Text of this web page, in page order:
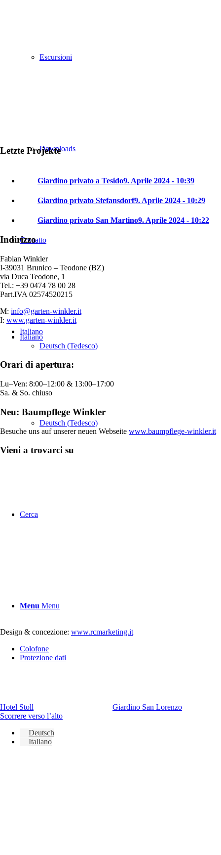
Escursioni
Downloads
Contatto
Italiano
Deutsch (Tedesco)
Cerca
Menu Menu
Letzte Projekte
Giardino privato a Tesido9. Aprile 2024 - 10:39
Giardino privato Stefansdorf9. Aprile 2024 - 10:29
Giardino privato San Martino9. Aprile 2024 - 10:22
Indirizzo
Fabian Winkler
I-39031 Brunico – Teodone (BZ)
via Duca Teodone, 1
Tel.: +39 0474 78 00 28
Part.IVA 02574520215
M: info@garten-winkler.it
I: www.garten-winkler.it
Italiano
Deutsch (Tedesco)
Orari di apertura:
Lu–Ven: 8:00–12:00 & 13:00–17:00
Sa. & So. chiuso
Neu: Baumpflege Winkler
Besuche uns auf unserer neuen Webseite www.baumpflege-winkler.it
Vieni a trovarci su
Design & concezione: www.rcmarketing.it
Colofone
Protezione dati
Hotel Stoll
Giardino San Lorenzo
Scorrere verso l’alto
Deutsch
Italiano